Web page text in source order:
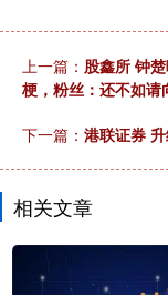
上一篇： 股鑫所 钟
梗，粉丝：还不如请
下一篇： 港联证券
相关文章